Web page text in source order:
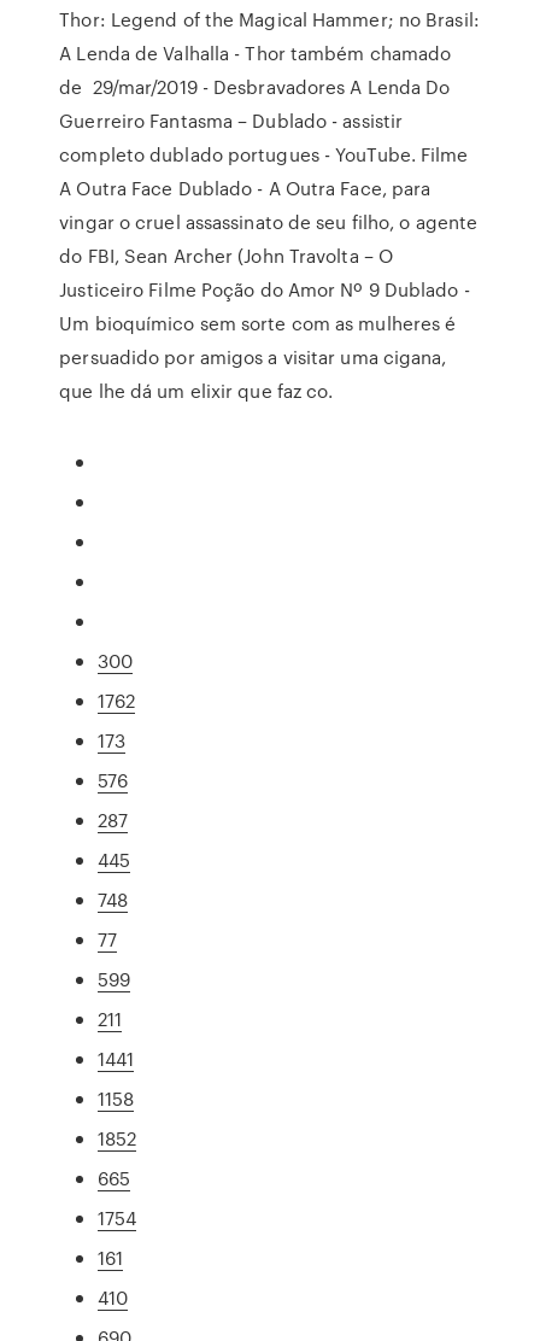
Thor: Legend of the Magical Hammer; no Brasil:
A Lenda de Valhalla - Thor também chamado
de 29/mar/2019 - Desbravadores A Lenda Do
Guerreiro Fantasma – Dublado - assistir
completo dublado portugues - YouTube. Filme
A Outra Face Dublado - A Outra Face, para
vingar o cruel assassinato de seu filho, o agente
do FBI, Sean Archer (John Travolta – O
Justiceiro Filme Poção do Amor Nº 9 Dublado -
Um bioquímico sem sorte com as mulheres é
persuadido por amigos a visitar uma cigana,
que lhe dá um elixir que faz co.
300
1762
173
576
287
445
748
77
599
211
1441
1158
1852
665
1754
161
410